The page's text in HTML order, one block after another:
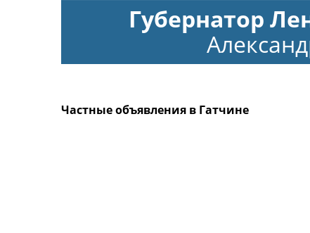
Губернатор
Частные объявления в Гатчине